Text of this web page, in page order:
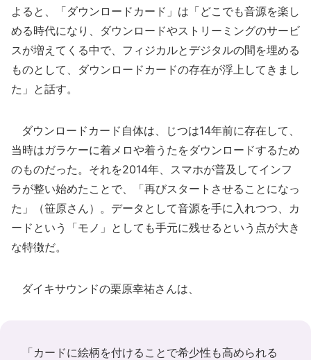
よると、「ダウンロードカード」は「どこでも音源を楽し
める時代になり、ダウンロードやストリーミングのサービ
スが増えてくる中で、フィジカルとデジタルの間を埋める
ものとして、ダウンロードカードの存在が浮上してきまし
た」と話す。
ダウンロードカード自体は、じつは14年前に存在して、
当時はガラケーに着メロや着うたをダウンロードするため
のものだった。それを2014年、スマホが普及してインフ
ラが整い始めたことで、「再びスタートさせることになっ
た」（笹原さん）。データとして音源を手に入れつつ、カ
ードという「モノ」としても手元に残せるという点が大き
な特徴だ。
ダイキサウンドの栗原幸祐さんは、
「カードに絵柄を付けることで希少性も高められる